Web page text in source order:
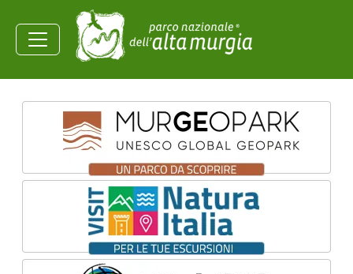
Salta al contenuto principale
della Sicurezza
Energetica
Homepage